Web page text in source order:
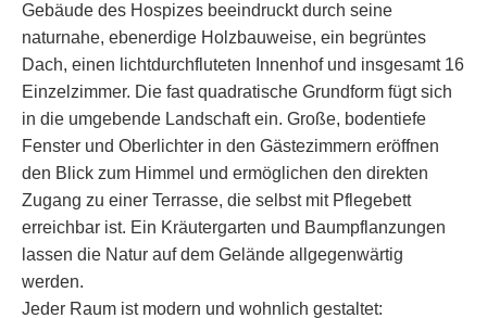
Gebäude des Hospizes beeindruckt durch seine
naturnahe, ebenerdige Holzbauweise, ein begrüntes
Dach, einen lichtdurchfluteten Innenhof und insgesamt 16
Einzelzimmer. Die fast quadratische Grundform fügt sich
in die umgebende Landschaft ein. Große, bodentiefe
Fenster und Oberlichter in den Gästezimmern eröffnen
den Blick zum Himmel und ermöglichen den direkten
Zugang zu einer Terrasse, die selbst mit Pflegebett
erreichbar ist. Ein Kräutergarten und Baumpflanzungen
lassen die Natur auf dem Gelände allgegenwärtig
werden.
Jeder Raum ist modern und wohnlich gestaltet: